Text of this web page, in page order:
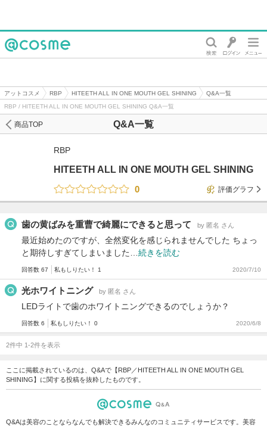
アットコスメ RBP HITEETH ALL IN ONE MOUTH GEL SHINING
Q&A一覧
RBP / HITEETH ALL IN ONE MOUTH GEL SHINING Q&A一覧
Q&A一覧
商品TOP
RBP
HITEETH ALL IN ONE MOUTH GEL SHINING
0
評価グラフ
歯の黄ばみを重曹で綺麗にできると思って by 匿名 さん
最近始めたのですが、全然変化を感じられませんでした ちょっ
と期待しすぎてしまいました… 続きを読む
回答数 67 私もしりたい！ 1 2020/7/10
光ホワイトニング by 匿名 さん
LEDライトで歯のホワイトニングできるのでしょうか？
回答数 6 私もしりたい！ 0 2020/6/8
2件中 1-2件を表示
ここに掲載されているのは、Q&Aで【RBP／HITEETH ALL IN ONE MOUTH GEL
SHINING】に関する投稿を抜粋したものです。
Q&Aは美容のことならなんでも解決できるみんなのコミュニティサービスです。美容